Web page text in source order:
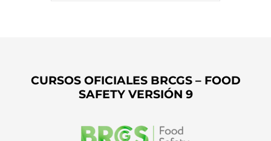
CURSOS OFICIALES BRCGS – FOOD
SAFETY VERSIÓN 9